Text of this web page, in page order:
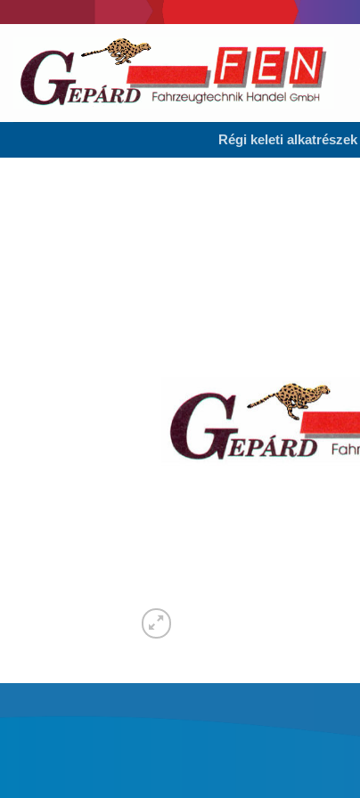
to
Régi keleti alkatrészek